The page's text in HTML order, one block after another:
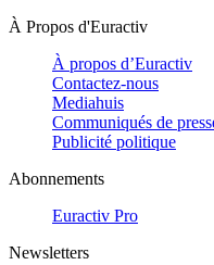
À Propos d'Euractiv
À propos d’Euractiv
Contactez-nous
Mediahuis
Communiqués de
Publicité politique
Abonnements
Euractiv Pro
Newsletters